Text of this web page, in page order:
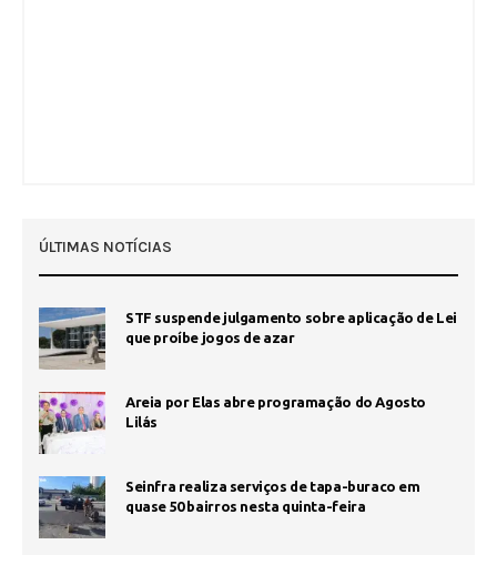
ÚLTIMAS NOTÍCIAS
STF suspende julgamento sobre aplicação de Lei
que proíbe jogos de azar
Areia por Elas abre programação do Agosto
Lilás
Seinfra realiza serviços de tapa-buraco em
quase 50 bairros nesta quinta-feira